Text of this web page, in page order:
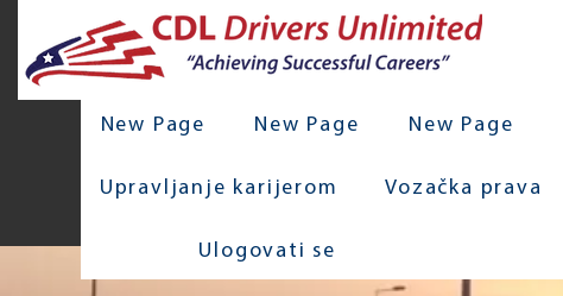
New Page New Page New Page
Upravljanje karijerom Vozačka prava
Ulogovati se